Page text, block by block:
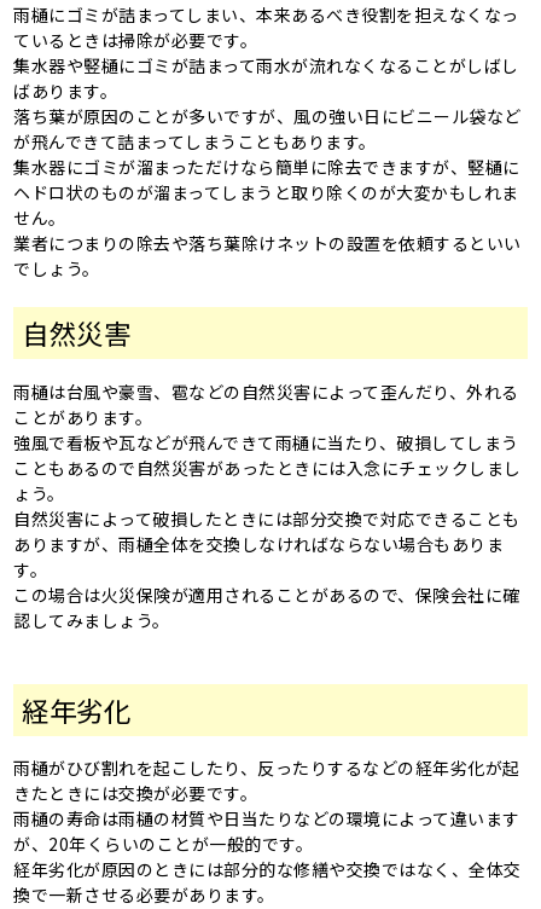
雨樋にゴミが詰まってしまい、本来あるべき役割を担えなくなっ
ているときは掃除が必要です。
集水器や竪樋にゴミが詰まって雨水が流れなくなることがしばし
ばあります。
落ち葉が原因のことが多いですが、風の強い日にビニール袋など
が飛んできて詰まってしまうこともあります。
集水器にゴミが溜まっただけなら簡単に除去できますが、竪樋に
ヘドロ状のものが溜まってしまうと取り除くのが大変かもしれま
せん。
業者につまりの除去や落ち葉除けネットの設置を依頼するといい
でしょう。
自然災害
雨樋は台風や豪雪、雹などの自然災害によって歪んだり、外れる
ことがあります。
強風で看板や瓦などが飛んできて雨樋に当たり、破損してしまう
こともあるので自然災害があったときには入念にチェックしまし
ょう。
自然災害によって破損したときには部分交換で対応できることも
ありますが、雨樋全体を交換しなければならない場合もありま
す。
この場合は火災保険が適用されることがあるので、保険会社に確
認してみましょう。
経年劣化
雨樋がひび割れを起こしたり、反ったりするなどの経年劣化が起
きたときには交換が必要です。
雨樋の寿命は雨樋の材質や日当たりなどの環境によって違います
が、20年くらいのことが一般的です。
経年劣化が原因のときには部分的な修繕や交換ではなく、全体交
換で一新させる必要があります。